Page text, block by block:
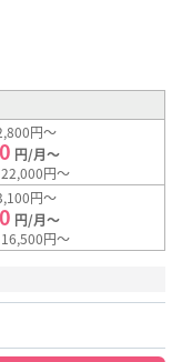
円～
円/月～
円～
円～
円/月～
円～